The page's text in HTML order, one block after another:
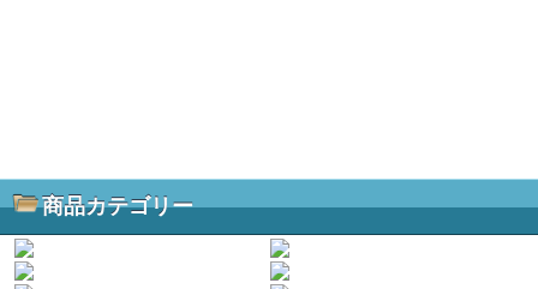
商品カテゴリー